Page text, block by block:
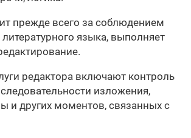
прежде всего за соблюдением
языка, выполняет
редактора включают контроль
изложения,
и других моментов, связанных с